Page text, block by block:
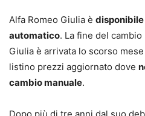
Alfa Romeo Giulia è
automatico. La fine del
Giulia è arrivata lo scorso
listino prezzi aggiornato dove
cambio manuale.
Dopo più di tre anni dal suo